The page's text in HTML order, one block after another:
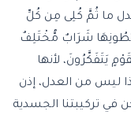
ما ثُمَّ كُلِى مِن كُلِّ
شَرَابٌ مُّخْتَلِفٌ
يَتَفَكَّرُونَ، لأنها
ليس من العدل، إذن
في تركيبتنا الجسدية